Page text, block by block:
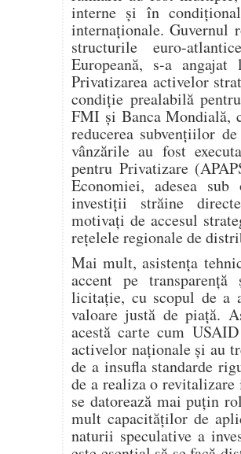
interne și în
internaționale. Guvernul
structurile euro-
Europeană, s-a
Privatizarea activelor
condiție prealabilă
FMI și Banca Mondială,
reducerea subvențiilor
vânzările au fost
pentru Privatizare
Economiei, adesea
investiții străine
motivați de accesul
rețelele regionale de
Mai mult, asistența
accent pe
licitație, cu scopul de a
valoare justă de piață.
acestă carte cum
activelor naționale și au
de a insufla standarde
de a realiza o
se datorează mai puțin
mult capacităților de
naturii speculative a